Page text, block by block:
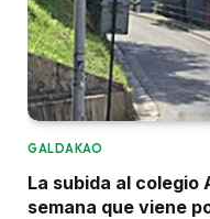
GALDAKAO
La subida al
semana que viene